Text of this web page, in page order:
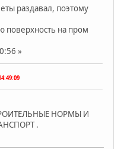
раздавал, поэтому
поверхность на пром
»
НОРМЫ И
.